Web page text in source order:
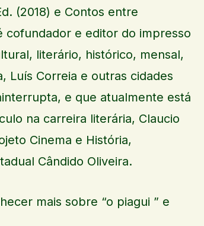
(2018) e Contos entre
cofundador e editor do impresso
literário, histórico, mensal,
Luís Correia e outras cidades
e que atualmente está
na carreira literária, Claucio
Cinema e História,
Cândido Oliveira.
mais sobre “o piagui ” e